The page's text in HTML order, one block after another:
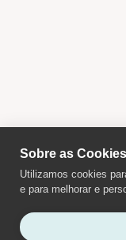
Sobre as
Utilizamos cookies
e para melhorar e